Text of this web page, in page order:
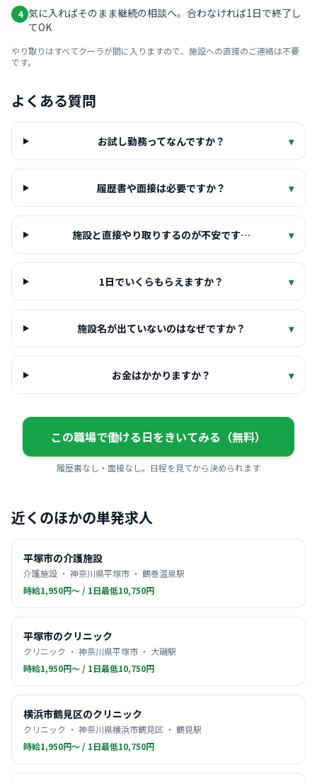
4 気に入ればそのまま継続の相談へ。合わなければ1日で終了し
てOK
やり取りはすべてクーラが間に入りますので、施設への直接のご連絡は不要
です。
よくある質問
お試し勤務ってなんですか？ ▾
履歴書や面接は必要ですか？ ▾
施設と直接やり取りするのが不安です… ▾
1日でいくらもらえますか？ ▾
施設名が出ていないのはなぜですか？ ▾
お金はかかりますか？ ▾
この職場で働ける日をきいてみる（無料）
履歴書なし・面接なし。日程を見てから決められます
近くのほかの単発求人
平塚市の介護施設
介護施設 ・ 神奈川県平塚市 ・ 鶴巻温泉駅
時給1,950円〜 / 1日最低10,750円
平塚市のクリニック
クリニック ・ 神奈川県平塚市 ・ 大磯駅
時給1,950円〜 / 1日最低10,750円
横浜市鶴見区のクリニック
クリニック ・ 神奈川県横浜市鶴見区 ・ 鶴見駅
時給1,950円〜 / 1日最低10,750円